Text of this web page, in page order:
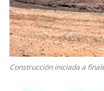
Construcción iniciada a